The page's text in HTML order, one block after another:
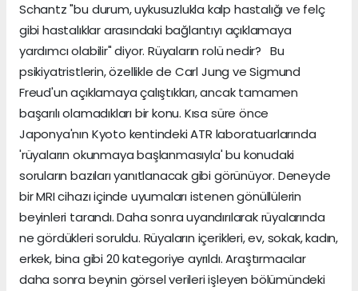
Schantz "bu durum, uykusuzlukla kalp hastalığı ve felç
gibi hastalıklar arasındaki bağlantıyı açıklamaya
yardımcı olabilir" diyor. Rüyaların rolü nedir? Bu
psikiyatristlerin, özellikle de Carl Jung ve Sigmund
Freud'un açıklamaya çalıştıkları, ancak tamamen
başarılı olamadıkları bir konu. Kısa süre önce
Japonya'nın Kyoto kentindeki ATR laboratuarlarında
'rüyaların okunmaya başlanmasıyla' bu konudaki
soruların bazıları yanıtlanacak gibi görünüyor. Deneyde
bir MRI cihazı içinde uyumaları istenen gönüllülerin
beyinleri tarandı. Daha sonra uyandırılarak rüyalarında
ne gördükleri soruldu. Rüyaların içerikleri, ev, sokak, kadın,
erkek, bina gibi 20 kategoriye ayrıldı. Araştırmacılar
daha sonra beynin görsel verileri işleyen bölümündeki